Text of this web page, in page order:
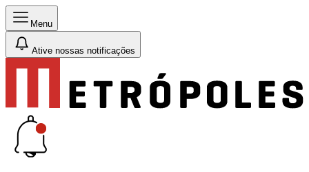
Menu
Ative nossas notificações